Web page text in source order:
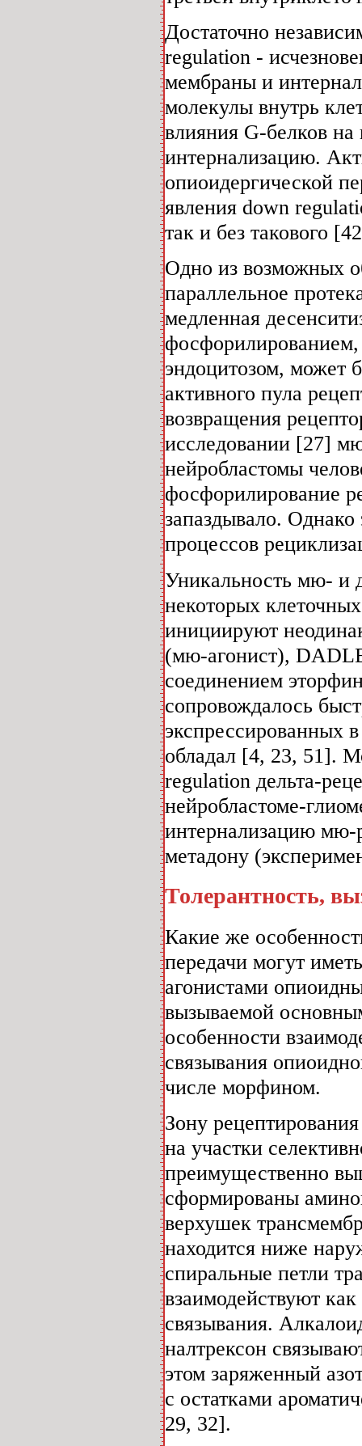
Достаточно
regulation -
мембраны и
молекулы внутрь
влияния G-белков
интернализацию.
опиоидергической
явления down
так и без такового
Одно из возможных
параллельное
медленная
эндоцитозом, может
активного пула
возвращения
исследовании [27]
нейробластомы
фосфорилирование
запаздывало. Однако
процессов
Уникальность мю- и
некоторых
инициируют
(мю-агонист),
соединением
сопровождалось
экспрессированных
обладал [4, 23, 51].
regulation дельта-
нейробластоме-
интернализацию мю-
метадону
Толерантность,
Какие же
передачи могут
агонистами
вызываемой
особенности
связывания
числе морфином.
Зону
на участки
преимущественно
сформированы
верхушек
находится ниже
спиральные петли
взаимодействуют
связывания.
налтрексон
этом заряженный
с остатками
29, 32].